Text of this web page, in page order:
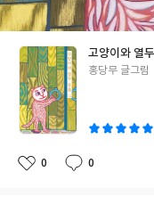
"나는 이대로도 좀 멋진
안정되어 보여인지고양
면서 동물들의 얼굴이
마치 내가 고양이가 된
질문에 답을 하는 고양이
고 답을 찾는 내 모습이
까? 다른 사람이 잘하는
모습을 사랑하는 고양이
고양이와 열
글
홍당무 글그림
좋
0
댓
0
작